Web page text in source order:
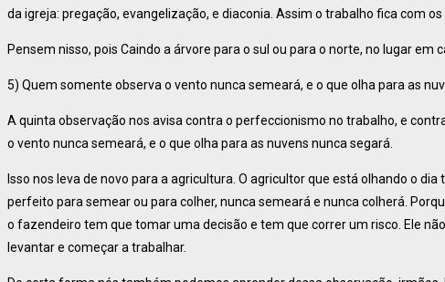
da igreja: pregação, evangelização, e diaconia. Assim o trabalho fica com
Pensem nisso, pois Caindo a árvore para o sul ou para o norte, no lugar em
5) Quem somente observa o vento nunca semeará, e o que olha para as
A quinta observação nos avisa contra o perfeccionismo no trabalho, e
o vento nunca semeará, e o que olha para as nuvens nunca segará.
Isso nos leva de novo para a agricultura. O agricultor que está olhando o
perfeito para semear ou para colher, nunca semeará e nunca colherá.
o fazendeiro tem que tomar uma decisão e tem que correr um risco. Ele
levantar e começar a trabalhar.